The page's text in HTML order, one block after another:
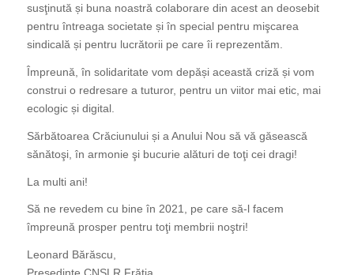
susţinută și buna noastră colaborare din acest an deosebit
pentru întreaga societate și în special pentru mişcarea
sindicală și pentru lucrătorii pe care îi reprezentăm.
Împreună, în solidaritate vom depăși această criză și vom
construi o redresare a tuturor, pentru un viitor mai etic, mai
ecologic și digital.
Sărbătoarea Crăciunului și a Anului Nou să vă găsească
sănătoşi, în armonie şi bucurie alături de toţi cei dragi!
La multi ani!
Să ne revedem cu bine în 2021, pe care să-l facem
împreună prosper pentru toţi membrii noştri!
Leonard Bărăscu,